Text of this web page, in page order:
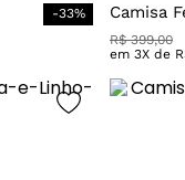
-33%
Camisa
R$ 399,00
em 3X de